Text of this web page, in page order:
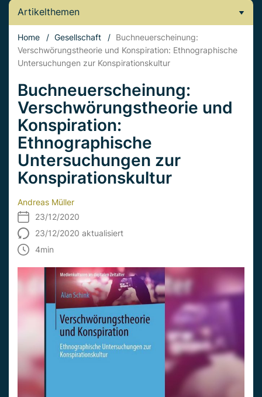
Artikelthemen
Home / Gesellschaft / Buchneuerscheinung:
Verschwörungstheorie und Konspiration: Ethnographische
Untersuchungen zur Konspirationskultur
Buchneuerscheinung:
Verschwörungstheorie und
Konspiration:
Ethnographische
Untersuchungen zur
Konspirationskultur
Andreas Müller
23/12/2020
23/12/2020 aktualisiert
4min